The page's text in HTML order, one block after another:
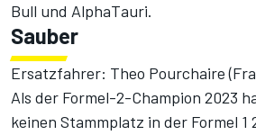
Bull und AlphaTauri.
Sauber
Ersatzfahrer: Theo Pourchaire
Als der Formel-2-Champion 2023
keinen Stammplatz in der Formel